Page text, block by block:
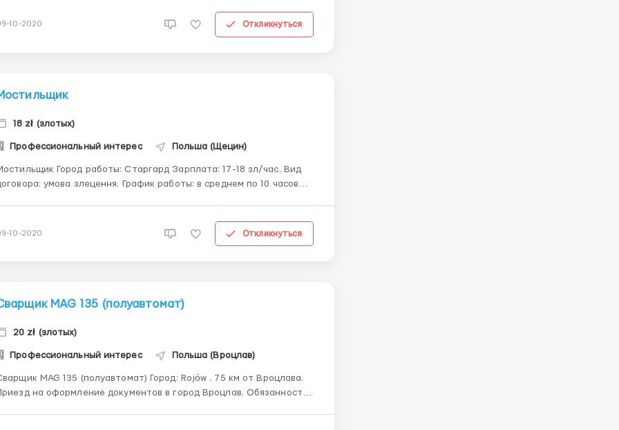
10-2020 Откликнуться
18 zł (злотых)
Профессиональный интерес Польша (Щецин)
Город работы: Старгард Зарплата: 17-18 зл/час. Вид
умова злецення. График работы: в среднем по 10 часов
воевудского приглашения и карты побыт...
10-2020 Откликнуться
MAG 135 (полуавтомат)
20 zł (злотых)
Профессиональный интерес Польша (Вроцлав)
MAG 135 (полуавтомат) Город: Rojów . 75 км от Вроцлава.
на оформление документов в город Вроцлав. Обязанности: